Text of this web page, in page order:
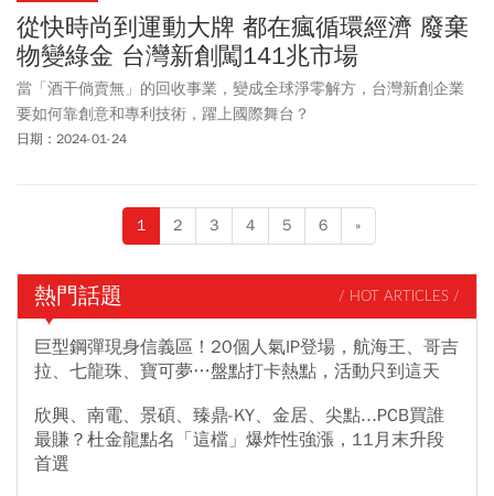
從快時尚到運動大牌 都在瘋循環經濟 廢棄
物變綠金 台灣新創闖141兆市場
當「酒干倘賣無」的回收事業，變成全球淨零解方，台灣新創企業
要如何靠創意和專利技術，躍上國際舞台？
日期：2024-01-24
1 2 3 4 5 6 »
熱門話題 / HOT ARTICLES /
巨型鋼彈現身信義區！20個人氣IP登場，航海王、哥吉
拉、七龍珠、寶可夢…盤點打卡熱點，活動只到這天
欣興、南電、景碩、臻鼎-KY、金居、尖點...PCB買誰
最賺？杜金龍點名「這檔」爆炸性強漲，11月末升段
首選